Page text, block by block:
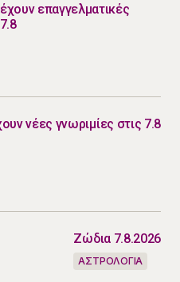
επαγγελματικές
νέες γνωριμίες στις 7.8
Ζώδια 7.8.2026
ΑΣΤΡΟΛΟΓΙΑ